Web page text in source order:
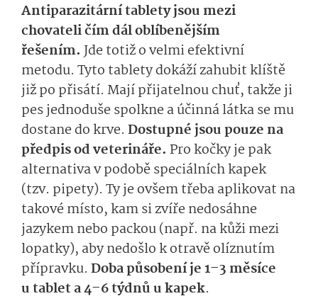
Antiparazitární tablety jsou mezi
chovateli čím dál oblíbenějším
řešením.Jde totiž o velmi efektivní
metodu. Tyto tablety dokáží zahubit klíště
již po přisátí. Mají přijatelnou chuť, takže ji
pes jednoduše spolkne a účinná látka se mu
dostane do krve. Dostupné jsou pouze na
předpis od veterináře. Pro kočky je pak
alternativa v podobě speciálních kapek
(tzv. pipety). Ty je ovšem třeba aplikovat na
takové místo, kam si zvíře nedosáhne
jazykem nebo packou (např. na kůži mezi
lopatky), aby nedošlo k otravě olíznutím
přípravku. Doba působení je 1–3 měsíce
u tablet a 4–6 týdnů ukapek.